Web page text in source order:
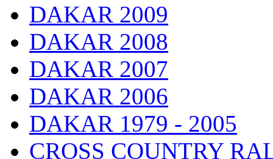
DAKAR 2009
DAKAR 2008
DAKAR 2007
DAKAR 2006
DAKAR 1979 - 2005
CROSS COUNTRY